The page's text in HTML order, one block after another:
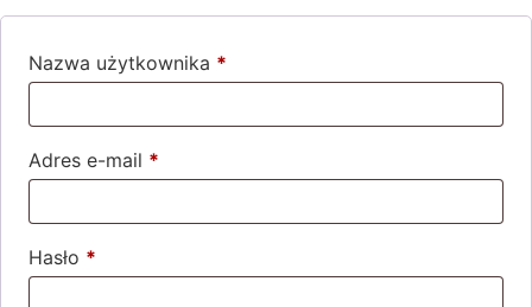
Nazwa użytkownika *
Adres e-mail *
Hasło *